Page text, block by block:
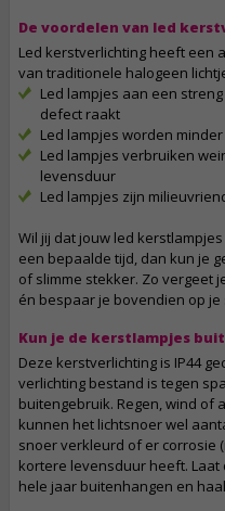
De voordelen van led
Led kerstverlichting heeft een
van traditionele halogeen
Led lampjes aan een
defect raakt
Led lampjes worden
Led lampjes verbruiken
levensduur
Led lampjes zijn
Wil jij dat jouw led
een bepaalde tijd, dan kun je
of slimme stekker. Zo vergeet
én bespaar je bovendien op
Kun je de kerstlampjes
Deze kerstverlichting is IP44
verlichting bestand is tegen
buitengebruik. Regen, wind of
kunnen het lichtsnoer wel
snoer verkleurd of er corrosie
kortere levensduur heeft.
hele jaar buitenhangen en